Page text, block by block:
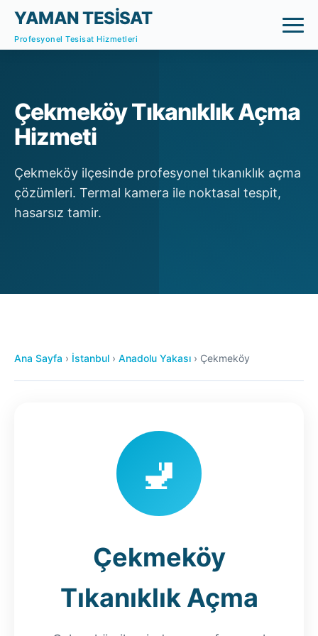
YAMAN TESİSAT
Profesyonel Tesisat Hizmetleri
Çekmeköy Tıkanıklık Açma
Hizmeti
Çekmeköy ilçesinde profesyonel tıkanıklık açma
çözümleri. Termal kamera ile noktasal tespit,
hasarsız tamir.
Ana Sayfa › İstanbul › Anadolu Yakası › Çekmeköy
🚽
Çekmeköy
Tıkanıklık Açma